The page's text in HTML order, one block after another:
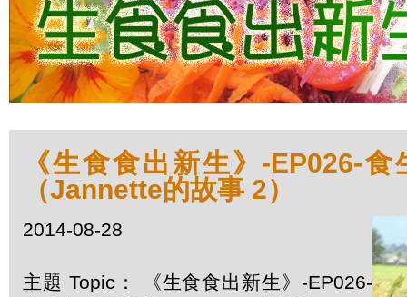
《生食食出新生》-EP026-
（Jannette的故事 2）
2014-08-28
主題 Topic： 《生食食出新生》-EP026-